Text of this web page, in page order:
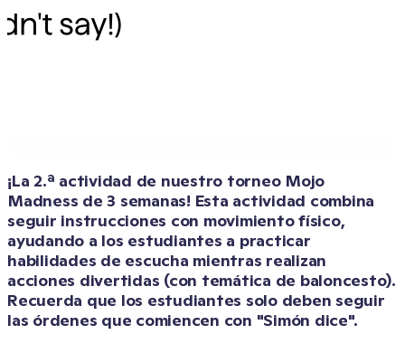
¡La 2.ª actividad de nuestro torneo Mojo
Madness de 3 semanas! Esta actividad combina
seguir instrucciones con movimiento físico,
ayudando a los estudiantes a practicar
habilidades de escucha mientras realizan
acciones divertidas (con temática de baloncesto).
Recuerda que los estudiantes solo deben seguir
las órdenes que comiencen con "Simón dice".